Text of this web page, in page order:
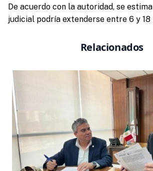
De acuerdo con la autoridad, se
judicial podría extenderse entre 6 y 18
Relacionados